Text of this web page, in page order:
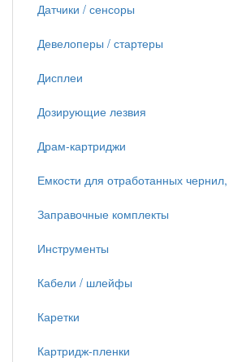
Датчики / сенсоры
Девелоперы / стартеры
Дисплеи
Дозирующие лезвия
Драм-картриджи
Емкости для отработанных чернил,
Заправочные комплекты
Инструменты
Кабели / шлейфы
Каретки
Картридж-пленки